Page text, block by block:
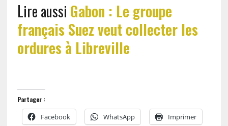
Lire aussi Gabon : Le groupe
français Suez veut collecter les
ordures à Libreville
Partager :
Facebook WhatsApp Imprimer